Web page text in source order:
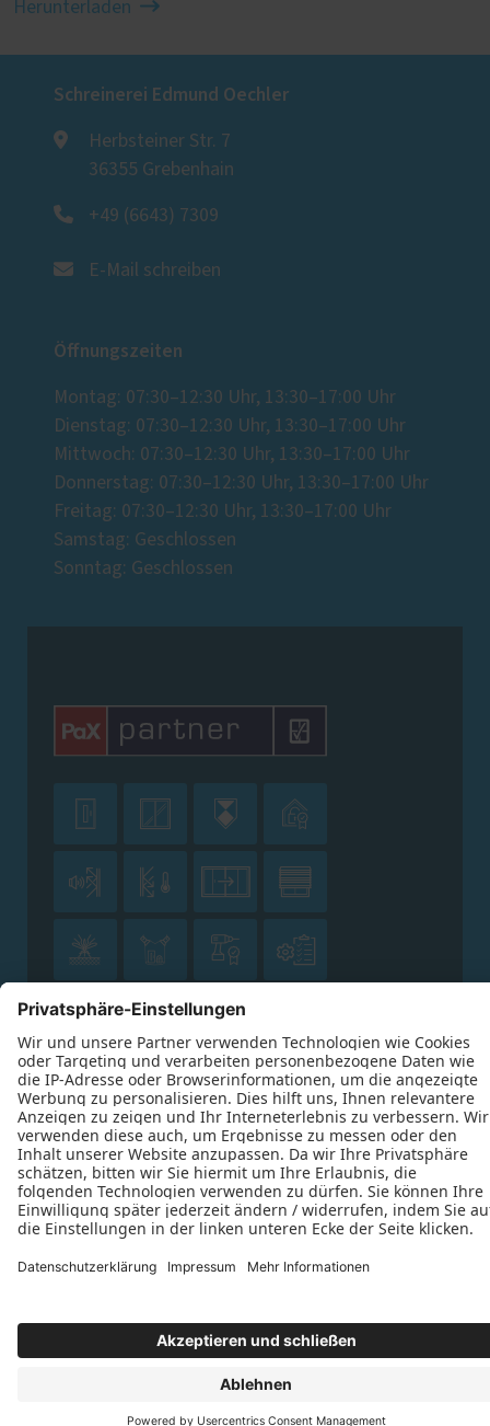
Herunterladen
Schreinerei Edmund Oechler
Herbsteiner Str. 7
36355 Grebenhain
+49 (6643) 7309
E-Mail schreiben
Öffnungszeiten
Montag: 07:30–12:30 Uhr, 13:30–17:00 Uhr
Dienstag: 07:30–12:30 Uhr, 13:30–17:00 Uhr
Mittwoch: 07:30–12:30 Uhr, 13:30–17:00 Uhr
Donnerstag: 07:30–12:30 Uhr, 13:30–17:00 Uhr
Freitag: 07:30–12:30 Uhr, 13:30–17:00 Uhr
Samstag: Geschlossen
Sonntag: Geschlossen
   
   
   
Datenschutz Impressum
Kontakt
Schreinerei Edmund Oechler © 2026